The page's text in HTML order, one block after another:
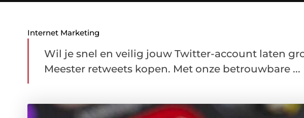
Internet Marketing
Wil je snel en veilig jouw Twitter-account laten
Meester retweets kopen. Met onze betrouwbare ...